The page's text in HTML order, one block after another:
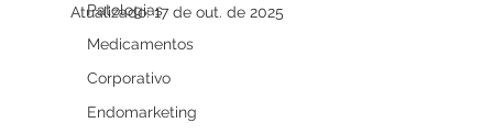
Patologias
Medicamentos
Corporativo
Endomarketing
Atualizado:17 de out. de 2025